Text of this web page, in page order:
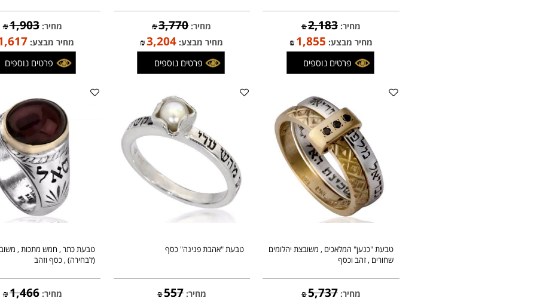
טבעת "אנא בכח" זהב וכסף
₪2,183
מחיר מבצע: ₪1,855
פרטים נוספים
טבעת חושן "שבטי ישראל" כסף וזהב ,
₪3,770
מחיר מבצע: ₪3,204
פרטים נוספים
טבעת "שבע ברכות" , כסף וזהב
מחיר: ₪1,903
מחיר מבצע: ₪1,617
פרטים נוספים